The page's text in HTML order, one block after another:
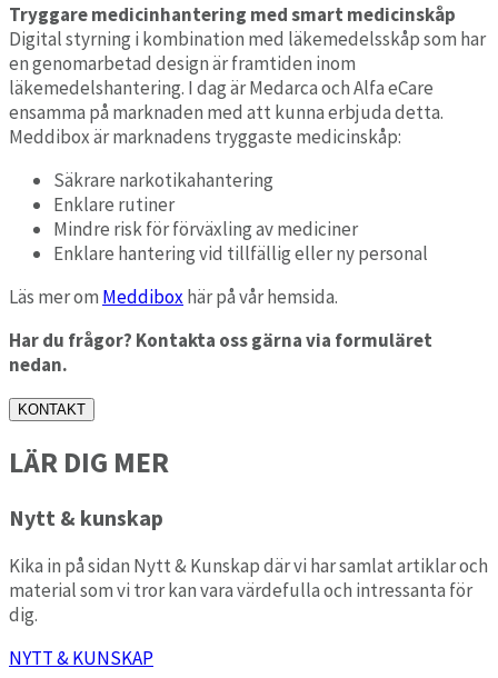
Tryggare medicinhantering med smart medicinskåp
Digital styrning i kombination med läkemedelsskåp som har
en genomarbetad design är framtiden inom
läkemedelshantering. I dag är Medarca och Alfa eCare
ensamma på marknaden med att kunna erbjuda detta.
Meddibox är marknadens tryggaste medicinskåp:
Säkrare narkotikahantering
Enklare rutiner
Mindre risk för förväxling av mediciner
Enklare hantering vid tillfällig eller ny personal
Läs mer om Meddiboxhär på vår hemsida.
Har du frågor? Kontakta oss gärna via formuläret
nedan.
KONTAKT
LÄR DIG MER
Nytt & kunskap
Kika in på sidan Nytt & Kunskap där vi har samlat artiklar och
material som vi tror kan vara värdefulla och intressanta för
dig.
NYTT & KUNSKAP